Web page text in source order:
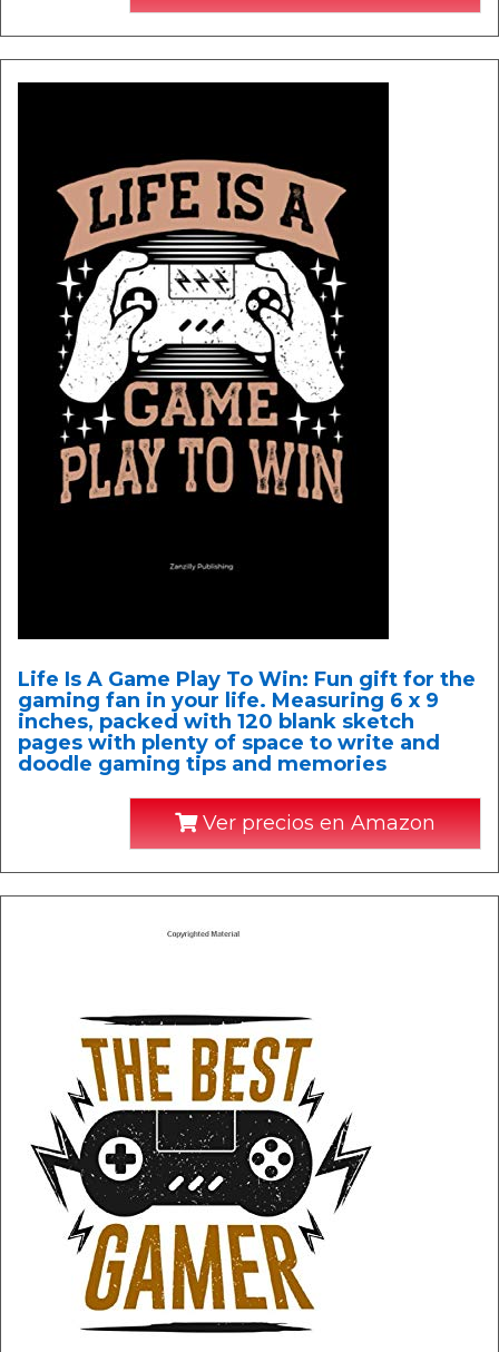
Life Is A Game Play To Win: Fun gift for the
gaming fan in your life. Measuring 6 x 9
inches, packed with 120 blank sketch
pages with plenty of space to write and
doodle gaming tips and memories
Ver precios en Amazon